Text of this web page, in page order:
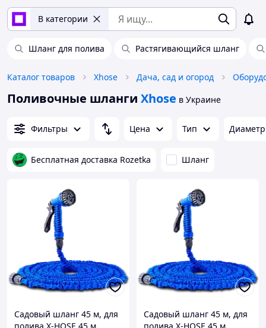
В категории
Шланг для полива Растягивающийся шланг
Каталог товаров Xhose Дача, сад и огород
Поливочные шланги Xhose в Украине
Фильтры Цена Тип
Бесплатная доставка Rozetka Шланг
Садовый шланг 45 м, для Садовый шланг 45 м, для